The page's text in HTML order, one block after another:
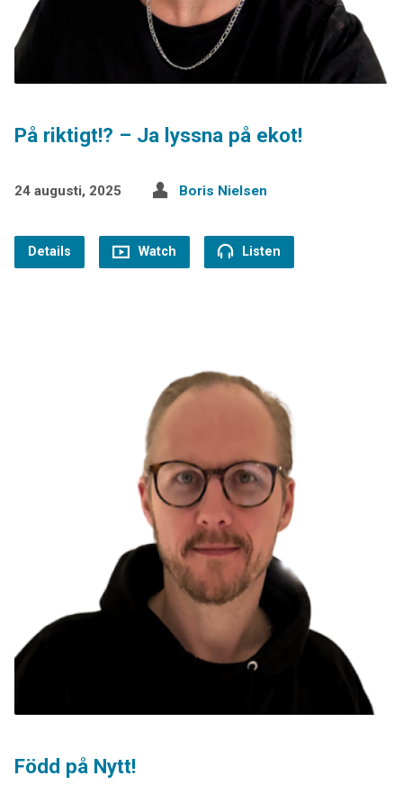
På riktigt!? – Ja lyssna på ekot!
24 augusti, 2025 Boris Nielsen
Details Watch Listen
Född på Nytt!